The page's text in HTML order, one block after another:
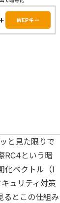
と見た限りで
RC4という暗
化ベクトル（I
ュリティ対策
るとこの仕組み